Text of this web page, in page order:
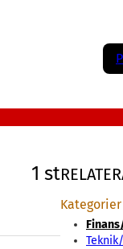
1 st
Kategorier